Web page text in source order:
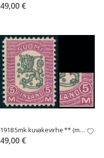
49,00 €
1918 5mk kuvakevirhe ** (merkkipaikka 56)
49,00 €